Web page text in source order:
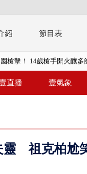
紹 節目表
槍擊！ 14歲槍手開火釀多
帳戶」三讀 行政院：編
直播 壹氣象
靈 祖克柏尬